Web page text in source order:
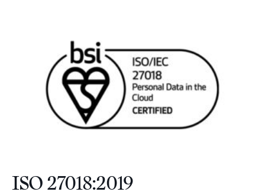
ISO 27018:2019